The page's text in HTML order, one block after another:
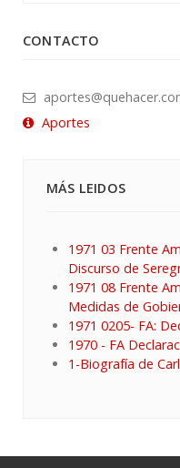
CONTACTO
Aportes
MÁS LEIDOS
1971 03 Frente
Discurso de
1971 08 Frente
Medidas de
1971 0205- FA:
1970 - FA
1-Biografía de